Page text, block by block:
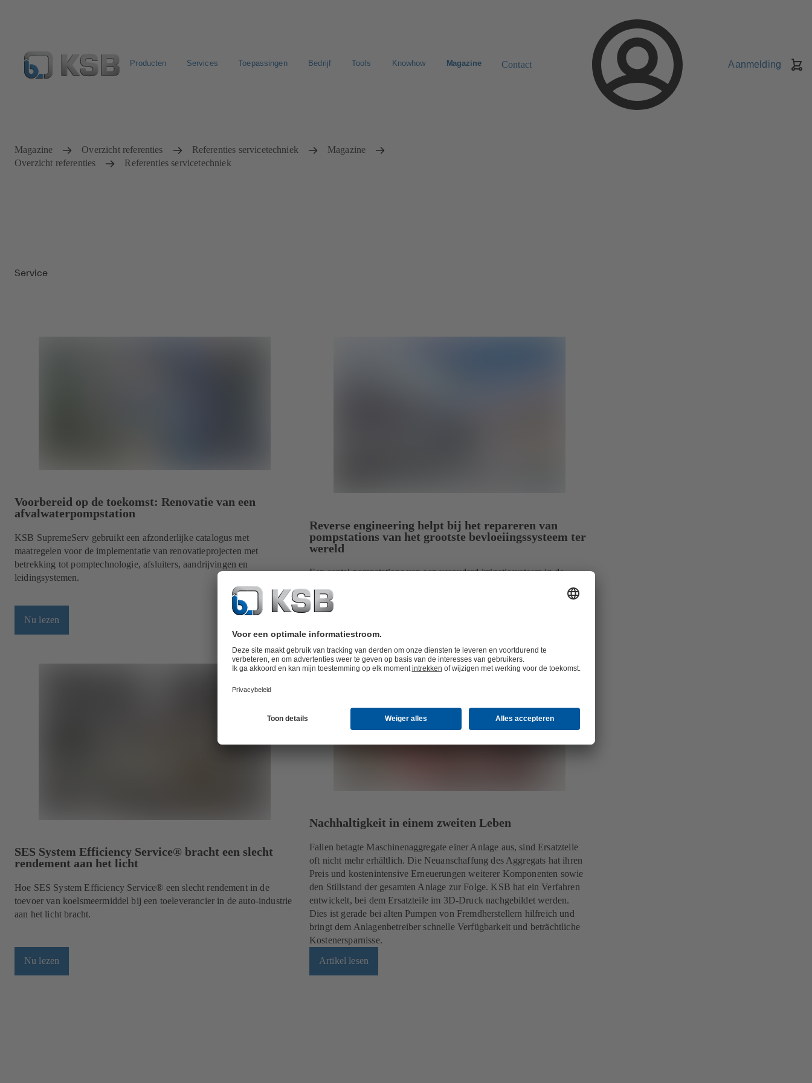
Producten Services Toepassingen Bedrijf Tools Knowhow Magazine Contact Aanmelding
Magazine Overzicht referenties Referenties servicetechniek
Magazine
Overzicht referenties
Referenties servicetechniek
Service
Voorbereid op de toekomst: Renovatie van een
afvalwaterpompstation
KSB SupremeServ gebruikt een afzonderlijke catalogus met
maatregelen voor de implementatie van renovatieprojecten met
betrekking tot pomptechnologie, afsluiters, aandrijvingen en
leidingsystemen.
Nu lezen
Reverse engineering helpt bij het repareren van
pompstations van het grootste bevloeiingssysteem ter
wereld
Een aantal pompstations van een verouderd irrigatiesysteem in de
perfecte klus voor KSB SupremeServ!
SES System Efficiency Service® bracht een slecht
rendement aan het licht
Hoe SES System Efficiency Service® een slecht rendement in de
toevoer van koelsmeermiddel bij een toeleverancier in de auto-industrie
aan het licht bracht.
Nu lezen
Nachhaltigkeit in einem zweiten Leben
Fallen betagte Maschinenaggregate einer Anlage aus, sind Ersatzteile
oft nicht mehr erhältlich. Die Neuanschaffung des Aggregats hat ihren
Preis und kostenintensive Erneuerungen weiterer Komponenten sowie
den Stillstand der gesamten Anlage zur Folge. KSB hat ein Verfahren
entwickelt, bei dem Ersatzteile im 3D-Druck nachgebildet werden.
Dies ist gerade bei alten Pumpen von Fremdherstellern hilfreich und
bringt dem Anlagenbetreiber schnelle Verfügbarkeit und beträchtliche
Kostenersparnisse.
Artikel lesen